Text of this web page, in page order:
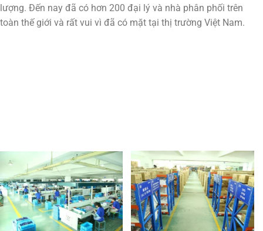
lượng. Đến nay đã có hơn 200 đại lý và nhà phân phối trên
toàn thế giới và rất vui vì đã có mặt tại thị trường Việt Nam.